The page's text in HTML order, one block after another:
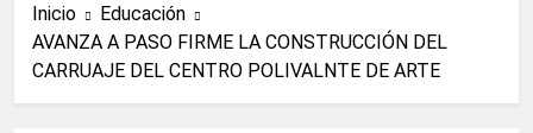
Inicio
Educación
AVANZA A PASO FIRME LA CONSTRUCCIÓN DEL
CARRUAJE DEL CENTRO POLIVALNTE DE ARTE